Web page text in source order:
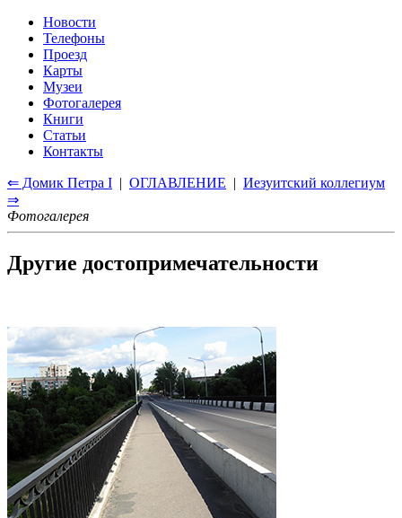
Новости
Телефоны
Проезд
Карты
Музеи
Фотогалерея
Книги
Статьи
Контакты
⇐ Домик Петра I | ОГЛАВЛЕНИЕ | Иезуитский коллегиум
⇒
Фотогалерея
Другие достопримечательности